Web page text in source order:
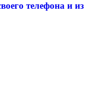
телефона и из